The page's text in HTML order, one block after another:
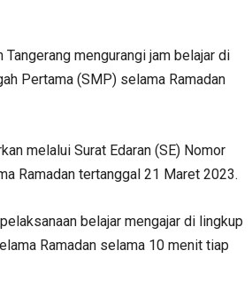
mengurangi jam belajar di
Pertama (SMP) selama Ramadan
melalui Surat Edaran (SE) Nomor
Ramadan tertanggal 21 Maret 2023.
belajar mengajar di lingkup
Ramadan selama 10 menit tiap